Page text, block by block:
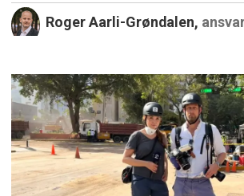
Roger Aarli-Grøndalen,